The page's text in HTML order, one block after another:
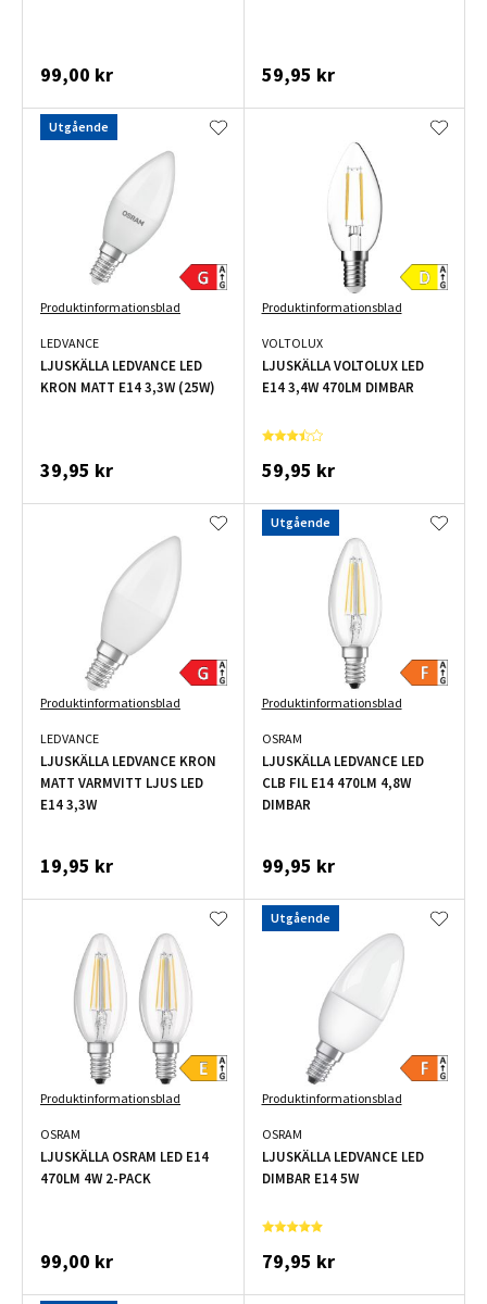
99,00 kr 59,95 kr
Produktinformationsblad
Utgående
LEDVANCE
LJUSKÄLLA LEDVANCE LED
KRON MATT E14 3,3W (25W)
39,95 kr
Produktinformationsblad
VOLTOLUX
LJUSKÄLLA VOLTOLUX LED
E14 3,4W 470LM DIMBAR
59,95 kr
Produktinformationsblad
LEDVANCE
LJUSKÄLLA LEDVANCE KRON
MATT VARMVITT LJUS LED
E14 3,3W
19,95 kr
Produktinformationsblad
Utgående
OSRAM
LJUSKÄLLA LEDVANCE LED
CLB FIL E14 470LM 4,8W
DIMBAR
99,95 kr
Produktinformationsblad
OSRAM
LJUSKÄLLA OSRAM LED E14
470LM 4W 2-PACK
99,00 kr
Produktinformationsblad
Utgående
OSRAM
LJUSKÄLLA LEDVANCE LED
DIMBAR E14 5W
79,95 kr